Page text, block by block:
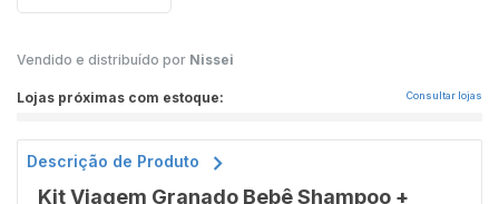
Vendido e distribuído por Nissei
Lojas próximas com estoque: Consultar lojas
Descrição de Produto
Kit Viagem Granado Bebê Shampoo +